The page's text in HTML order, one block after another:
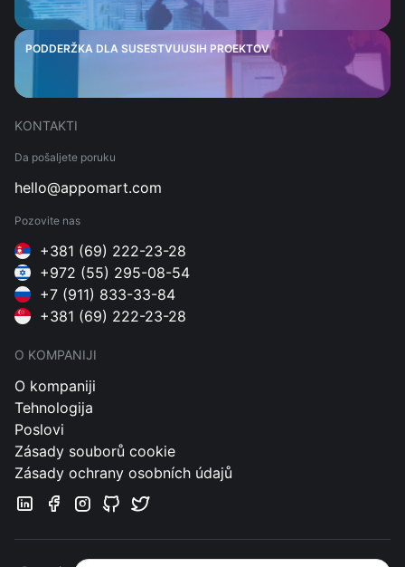
PODDERŽKA DLA SUSESTVUUSIH PROEKTOV
KONTAKTI
Da pošaljete poruku
hello@appomart.com
Pozovite nas
+381 (69) 222-23-28
+972 (55) 295-08-54
+7 (911) 833-33-84
+381 (69) 222-23-28
O KOMPANIJI
O kompaniji
Tehnologija
Poslovi
Zásady souborů cookie
Zásady ochrany osobních údajů